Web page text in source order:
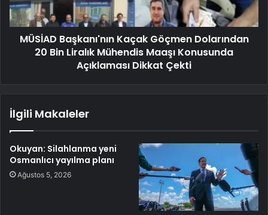
MÜSİAD Başkanı'nın Kaçak Göçmen Dolarından
20 Bin Liralık Mühendis Maaşı Konusunda
Açıklaması Dikkat Çekti
İlgili Makaleler
Okuyan: Silahlanma yeni
Osmanlıcı yayılma planı
Ağustos 5, 2026